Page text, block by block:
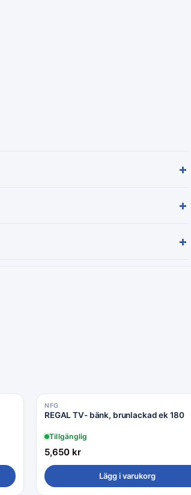
+
+
+
NFG
REGAL TV- bänk, brunlackad ek 180
Tillgänglig
5,650 kr
Lägg i varukorg